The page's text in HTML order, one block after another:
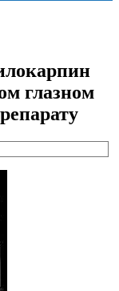
глазном